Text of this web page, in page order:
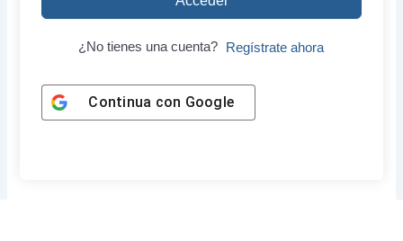
¿No tienes una cuenta? Regístrate ahora
Continua con Google